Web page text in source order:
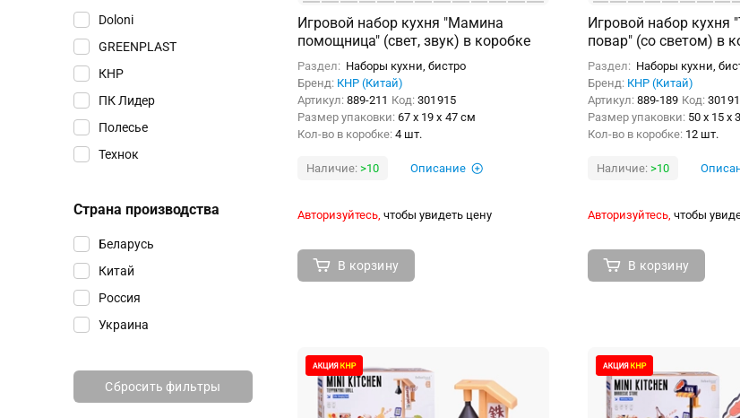
Doloni
GREENPLAST
КНР
ПК Лидер
Полесье
Технок
Страна производства
Беларусь
Китай
Россия
Украина
Сбросить фильтры
Игровой набор кухня "Мамина
помощница" (свет, звук) в коробке
Раздел: Наборы кухни, бистро
Бренд: КНР (Китай)
Артикул: 889-211 Код:301915
Размер упаковки: 67 x 19 x 47 см
Кол-во в коробке: 4 шт.
Наличие: >10 Описание
Авторизуйтесь, чтобы увидеть цену
В корзину
Игровой набор кухня
повар" (со светом) в
Раздел: Наборы кухни,
Бренд: КНР (Китай)
Артикул: 889-189 Код:
Размер упаковки: 50 x 15 x
Кол-во в коробке: 12 шт.
Наличие: >10
Авторизуйтесь, чтобы
В корзину